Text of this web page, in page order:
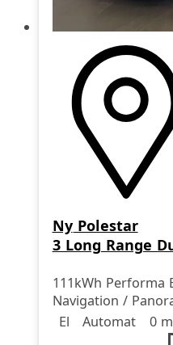
Ny Polestar
3 Long Range
111kWh Performa
Navigation /
Drivmedel
El
Drivmedel
Automat
Miltal 0
årsmodell